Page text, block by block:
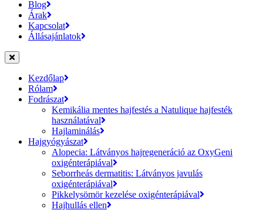
Blog
Árak
Kapcsolat
Állásajánlatok
Kezdőlap
Rólam
Fodrászat
Kemikália mentes hajfestés a Natulique hajfesték
használatával
Hajlaminálás
Hajgyógyászat
Alopecia: Látványos hajregeneráció az OxyGeni
oxigénterápiával
Seborrheás dermatitis: Látványos javulás
oxigénterápiával
Pikkelysömör kezelése oxigénterápiával
Hajhullás ellen